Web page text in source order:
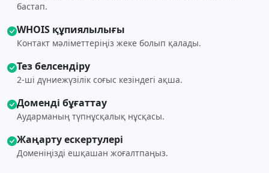
бастап.
WHOIS құпиялылығы
Контакт мәліметтеріңіз жеке болып қалады.
Тез белсендіру
2-ші дүниежүзілік соғыс кезіндегі ақша.
Доменді бұғаттау
Аударманың түпнұсқалық нұсқасы.
Жаңарту ескертулері
Доменіңізді ешқашан жоғалтпаңыз.